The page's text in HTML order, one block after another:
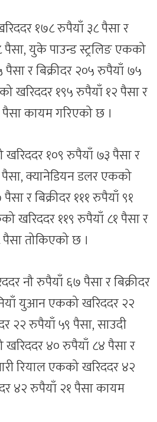
१७८ रुपैयाँ ३८ पैसा र
पैसा, युके पाउन्ड स्ट्रलिङ एकको
र बिक्रीदर २०५ रुपैयाँ ७५
खरिददर १९५ रुपैयाँ १२ पैसा र
पैसा कायम गरिएको छ ।
१०९ रुपैयाँ ७३ पैसा र
पैसा, क्यानेडियन डलर एकको
र बिक्रीदर १११ रुपैयाँ ९१
खरिददर ११९ रुपैयाँ ८१ पैसा र
पैसा तोकिएको छ ।
नौ रुपैयाँ ६७ पैसा र बिक्रीदर
युआन एकको खरिददर २२
२२ रुपैयाँ ५९ पैसा, साउदी
४० रुपैयाँ ८४ पैसा र
रियाल एकको खरिददर ४२
४२ रुपैयाँ २१ पैसा कायम